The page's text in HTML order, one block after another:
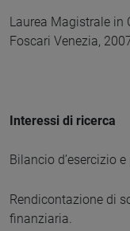
Laurea Magistrale in
Foscari Venezia,
Interessi di ricerca
Bilancio d’esercizio
Rendicontazione di
finanziaria.